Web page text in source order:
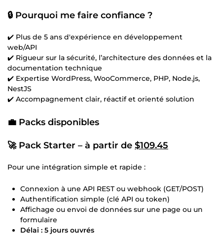
🔒 Pourquoi me faire confiance ?
✔️ Plus de 5 ans d'expérience en développement
web/API
✔️ Rigueur sur la sécurité, l’architecture des données et la
documentation technique
✔️ Expertise WordPress, WooCommerce, PHP, Node.js,
NestJS
✔️ Accompagnement clair, réactif et orienté solution
💼 Packs disponibles
🚀 Pack Starter – à partir de $109.45
Pour une intégration simple et rapide :
Connexion à une API REST ou webhook (GET/POST)
Authentification simple (clé API ou token)
Affichage ou envoi de données sur une page ou un
formulaire
Délai : 5 jours ouvrés